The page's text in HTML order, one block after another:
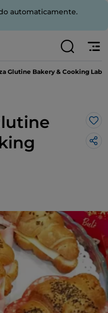
automaticamente.
Glutine Bakery & Cooking Lab